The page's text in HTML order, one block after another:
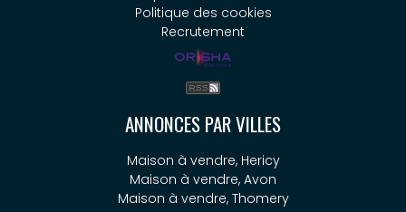
Politique des cookies
Recrutement
ANNONCES PAR VILLES
Maison à vendre, Hericy
Maison à vendre, Avon
Maison à vendre, Thomery